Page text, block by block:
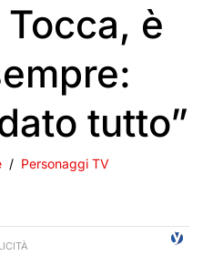
è
tutto”
Personaggi TV